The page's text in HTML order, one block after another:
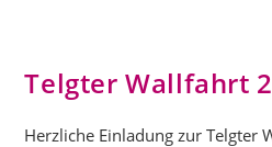
Telgter Wallfahrt
Herzliche Einladung zur Telgter